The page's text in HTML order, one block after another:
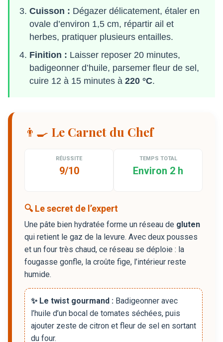
Cuisson : Dégazer délicatement, étaler en
ovale d’environ 1,5 cm, répartir ail et
herbes, pratiquer plusieurs entailles.
Finition : Laisser reposer 20 minutes,
badigeonner d’huile, parsemer fleur de sel,
cuire 12 à 15 minutes à 220 °C.
👨‍🍳 Le Carnet du Chef
RÉUSSITE
9/10
TEMPS TOTAL
Environ 2 h
🔍 Le secret de l’expert
Une pâte bien hydratée forme un réseau de gluten
qui retient le gaz de la levure. Avec deux pousses
et un four très chaud, ce réseau se déploie : la
fougasse gonfle, la croûte fige, l’intérieur reste
humide.
✨ Le twist gourmand : Badigeonner avec
l’huile d’un bocal de tomates séchées, puis
ajouter zeste de citron et fleur de sel en sortant
du four.